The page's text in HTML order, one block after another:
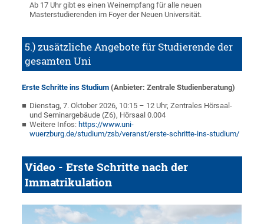
Ab 17 Uhr gibt es einen Weinempfang für alle neuen
Masterstudierenden im Foyer der Neuen Universität.
5.) zusätzliche Angebote für Studierende der
gesamten Uni
Erste Schritte ins Studium (Anbieter: Zentrale Studienberatung)
Dienstag, 7. Oktober 2026, 10:15 – 12 Uhr, Zentrales Hörsaal-
und Seminargebäude (Z6), Hörsaal 0.004
Weitere Infos: https://www.uni-
wuerzburg.de/studium/zsb/veranst/erste-schritte-ins-studium/
Video - Erste Schritte nach der
Immatrikulation